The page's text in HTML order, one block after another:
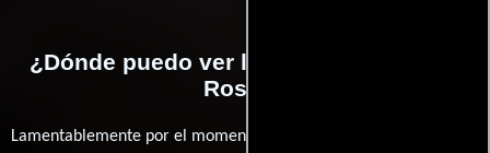
¿Dónde puedo ver la películas Gang of
Roses?
Lamentablemente por el momento no contamos con enlaces a